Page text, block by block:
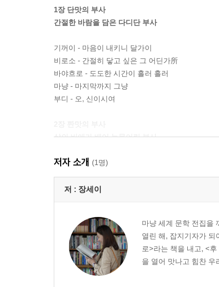
1장 단맛의 부사
간절한 바람을 담은 다디단 부사
기꺼이 - 마음이 내키니 달가이
비로소 - 간절히 닿고 싶은 그 어딘가所
바야흐로 - 도도한 시간이 흘러 흘러
마냥 - 마지막까지 그냥
부디 - 오, 신이시여
삶의 비애가 배어 눈물어린 부사
어이 - 응어리진 눈물이
이토록 - 이슬을 토하도록
오롯이 - 온전하여 고독하니
3장 신맛의 부사
일상의 흐름을 바꾸는 청량한 부사
자칫 - 평균대에서 삐끗한 순간
저자 소개 (1명)
저 : 장세이
마냥 세계 문학 전집을
열린 해, 잡지기자가
로>라는 책을 내고, <
을 열어 맛나고 힘찬 우